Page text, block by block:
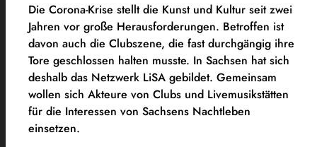
Die Corona-Krise stellt die Kunst und Kultur seit zwei
Jahren vor große Herausforderungen. Betroffen ist
davon auch die Clubszene, die fast durchgängig ihre
Tore geschlossen halten musste. In Sachsen hat sich
deshalb das Netzwerk LiSA gebildet. Gemeinsam
wollen sich Akteure von Clubs und Livemusikstätten
für die Interessen von Sachsens Nachtleben
einsetzen.